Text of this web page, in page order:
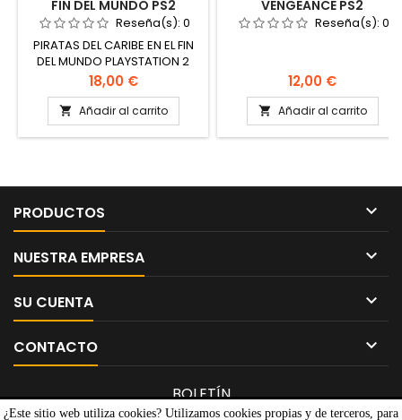
¿Este sitio web utiliza cookies? Utilizamos cookies propias y de terceros, para
FIN DEL MUNDO PS2
Reseña(s): 0
PIRATAS DEL CARIBE EN EL FIN
DEL MUNDO PLAYSTATION 2
PAL EN MUY BUEN ESTADO
Precio
18,00 €
 Añadir al carrito
VENGEANCE PS2
Reseña(s): 0
Precio
12,00 €
 Añadir al carrito
PRODUCTOS 
NUESTRA EMPRESA 
SU CUENTA 
CONTACTO 
BOLETÍN